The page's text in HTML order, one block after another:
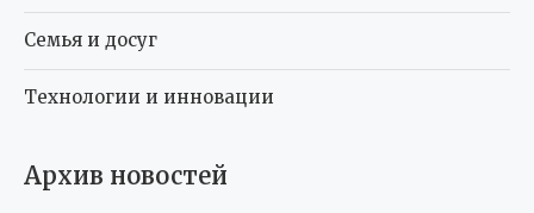
Семья и досуг
Технологии и инновации
Архив новостей